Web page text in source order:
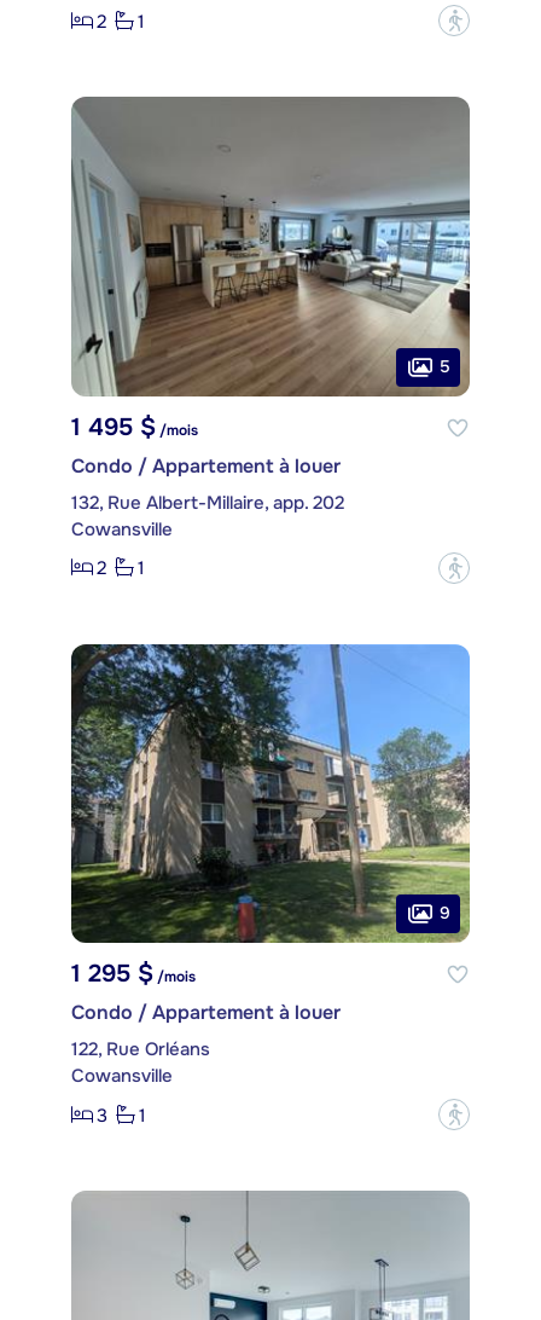
2
1 ?
5
1 495 $ /mois
Condo / Appartement à louer
132, Rue Albert-Millaire, app. 202
Cowansville
2
1 ?
9
1 295 $/mois
Condo / Appartement à louer
122, Rue Orléans
Cowansville
3
1 ?